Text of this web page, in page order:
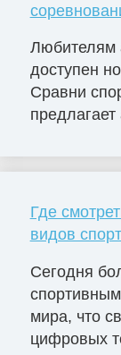
Любителям
доступен
Сравни
Где
видов
Сегодня
мира, что
цифровых